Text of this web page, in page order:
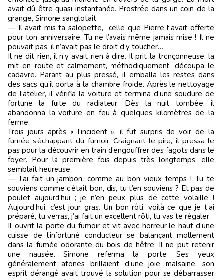
avait dû être quasi instantanée. Prostrée dans un coin de la
grange, Simone sanglotait.
— Il avait mis ta salopette, celle que Pierre t’avait offerte
pour ton anniversaire. Tu ne l’avais même jamais mise ! Il ne
pouvait pas, il n’avait pas le droit d’y toucher…
Il ne dit rien, il n’y avait rien à dire. Il prit la tronçonneuse, la
mit en route et calmement, méthodiquement, découpa le
cadavre. Parant au plus pressé, il emballa les restes dans
des sacs qu’il porta à la chambre froide. Après le nettoyage
de l’atelier, il vérifia la voiture et termina d’une soudure de
fortune la fuite du radiateur. Dès la nuit tombée, il
abandonna la voiture en feu à quelques kilomètres de la
ferme.
Trois jours après « l’incident », il fut surpris de voir de la
fumée s’échappant du fumoir. Craignant le pire, il pressa le
pas pour la découvrir en train d’engouffrer des fagots dans le
foyer. Pour la première fois depuis très longtemps, elle
semblait heureuse.
— J’ai fait un jambon, comme au bon vieux temps ! Tu te
souviens comme c’était bon, dis, tu t’en souviens ? Et pas de
poulet aujourd’hui ; je n’en peux plus de cette volaille !
Aujourd’hui, c’est jour gras. Un bon rôti, voilà ce que je t’ai
préparé, tu verras, j’ai fait un excellent rôti, tu vas te régaler.
Il ouvrit la porte du fumoir et vit avec horreur le haut d’une
cuisse de l’infortuné conducteur se balançant mollement
dans la fumée odorante du bois de hêtre. Il ne put retenir
une nausée. Simone referma la porte. Ses yeux
généralement atones brillaient d’une joie malsaine, son
esprit dérangé avait trouvé la solution pour se débarrasser